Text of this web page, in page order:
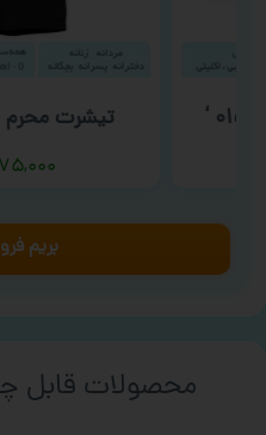
تیشرت محرم طرح
بریم
محصولات قابل